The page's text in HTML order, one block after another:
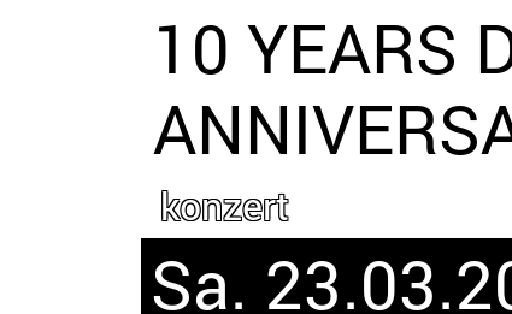
10 YEARS
konzert
Sa.